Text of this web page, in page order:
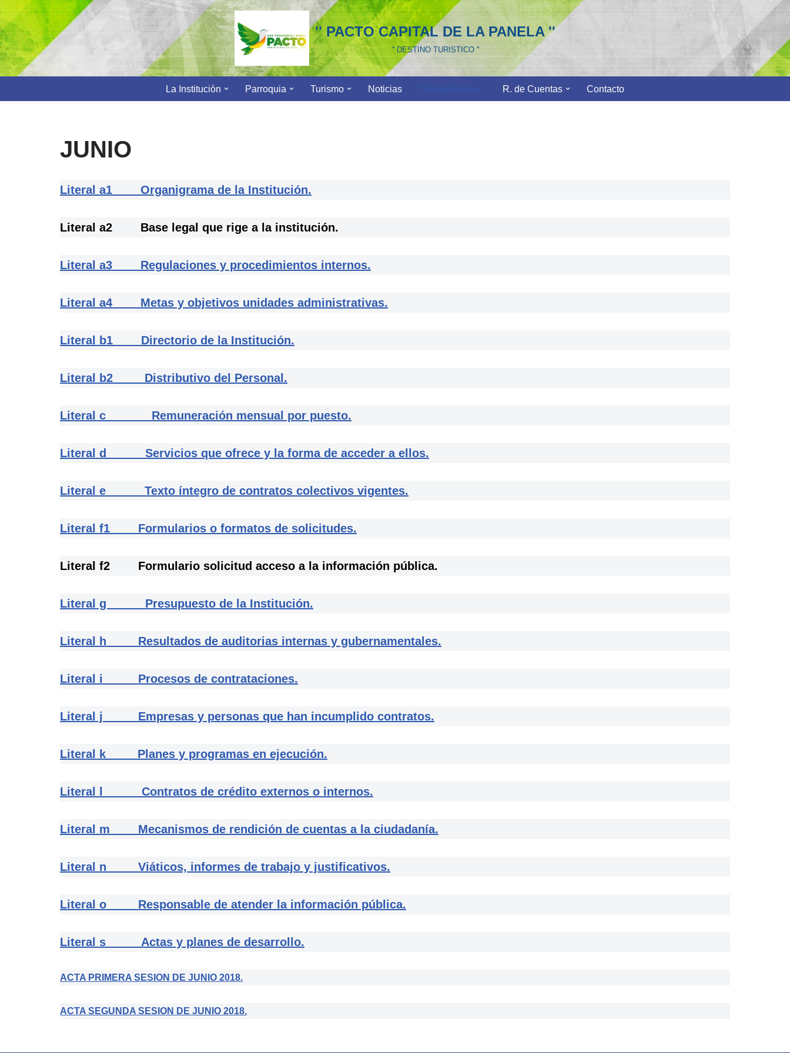
Saltar
al
contenido
'' PACTO CAPITAL DE LA PANELA ''
'' DESTINO TURISTICO ''
La Instituciòn Parroquia Turismo Noticias Transparencia R. de Cuentas Contacto
JUNIO
Literal a1 Organigrama de la Institución.
Literal a2 Base legal que rige a la institución.
Literal a3 Regulaciones y procedimientos internos.
Literal a4 Metas y objetivos unidades administrativas.
Literal b1 Directorio de la Institución.
Literal b2 Distributivo del Personal.
Literal c Remuneración mensual por puesto.
Literal d Servicios que ofrece y la forma de acceder a ellos.
Literal e Texto íntegro de contratos colectivos vigentes.
Literal f1 Formularios o formatos de solicitudes.
Literal f2 Formulario solicitud acceso a la información pública.
Literal g Presupuesto de la Institución.
Literal h Resultados de auditorias internas y gubernamentales.
Literal i Procesos de contrataciones.
Literal j Empresas y personas que han incumplido contratos.
Literal k Planes y programas en ejecución.
Literal l Contratos de crédito externos o internos.
Literal m Mecanismos de rendición de cuentas a la ciudadanía.
Literal n Viáticos, informes de trabajo y justificativos.
Literal o Responsable de atender la información pública.
Literal s Actas y planes de desarrollo.
ACTA PRIMERA SESION DE JUNIO 2018.
ACTA SEGUNDA SESION DE JUNIO 2018.